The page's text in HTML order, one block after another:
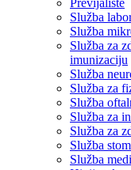
Služba
Služba
Služba za
imunizaciju
Služba
Služba za
Služba
Služba za
Služba za
Služba
Služba